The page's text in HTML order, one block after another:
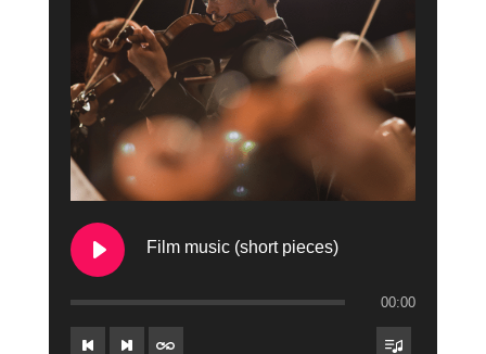
Film music (short pieces)
00:00